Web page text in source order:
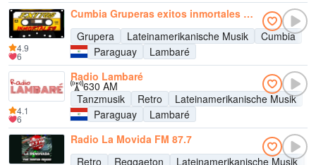
Cumbia Gruperas exitos inmortales Radio
Grupera
Lateinamerikanische Musik
Cumbia
Paraguay
Lambaré
4.9
6
Radio Lambaré
630 AM
Tanzmusik
Retro
Lateinamerikanische Musik
Paraguay
Lambaré
4.1
6
Radio La Movida FM 87.7
Retro
Reggaeton Lateinamerikanische Musik